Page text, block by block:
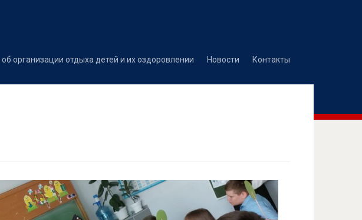
организации отдыха детей и их оздоровлении Новости Контакты